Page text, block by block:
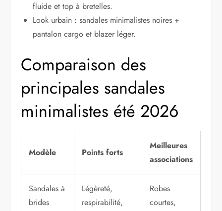
fluide et top à bretelles.
Look urbain : sandales minimalistes noires +
pantalon cargo et blazer léger.
Comparaison des
principales sandales
minimalistes été 2026
Modèle Points forts
Meilleures
associations
Sandales à
brides
Légèreté,
respirabilité,
Robes
courtes,